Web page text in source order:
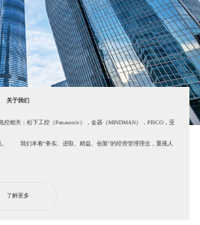
关于我们
关：松下工控（Panasonic），金器（MINDMAN），PISCO，亚
。 我们本着“务实、进取、精益、创新”的经营管理理念，重视人
了解更多